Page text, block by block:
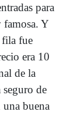
para
famosa. Y
fila fue
era 10
de la
seguro de
buena